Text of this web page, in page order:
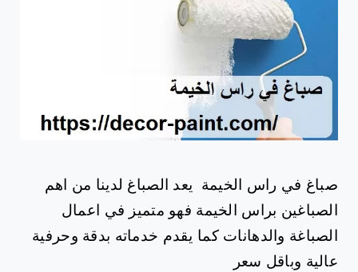
صباغ في راس الخيمة يعد الصباغ لدينا من اهم
الصباغين براس الخيمة فهو متميز في اعمال
الصباغة والدهانات كما يقدم خدماته بدقة وحرفية
عالية وباقل سعر